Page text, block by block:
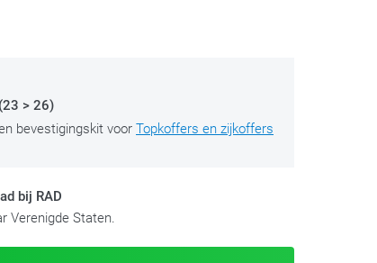
> 26)
bevestigingskit voor Topkoffers en zijkoffers
bij RAD
Verenigde Staten.